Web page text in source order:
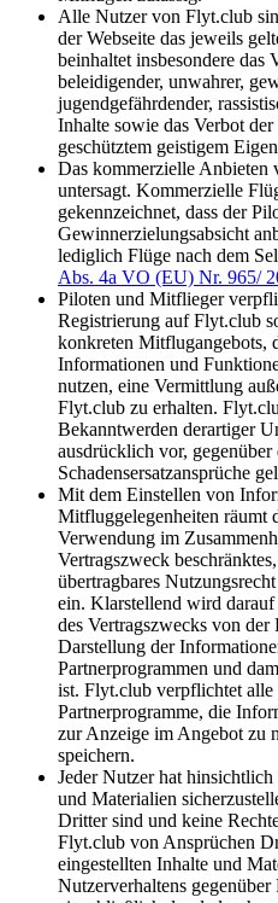
Alle Nutzer von Flyt.club
der Webseite das jeweils
beinhaltet insbesondere
beleidigender, unwahrer,
jugendgefährdender,
Inhalte sowie das Verbot
geschütztem geistigem
Das kommerzielle Anbieten
untersagt. Kommerzielle
gekennzeichnet, dass der
Gewinnerzielungsabsicht
lediglich Flüge nach dem
Abs. 4a VO (EU) Nr. 965/
Piloten und Mitflieger
Registrierung auf Flyt.club
konkreten Mitflugangebots,
Informationen und
nutzen, eine Vermittlung
Flyt.club zu erhalten.
Bekanntwerden derartiger
ausdrücklich vor,
Schadensersatzansprüche
Mit dem Einstellen von
Mitfluggelegenheiten räumt
Verwendung im
Vertragszweck
übertragbares
ein. Klarstellend wird darauf
des Vertragszwecks von der
Darstellung der
Partnerprogrammen und
ist. Flyt.club verpflichtet alle
Partnerprogramme, die
zur Anzeige im Angebot zu
speichern.
Jeder Nutzer hat
und Materialien
Dritter sind und keine
Flyt.club von Ansprüchen
eingestellten Inhalte und
Nutzerverhaltens